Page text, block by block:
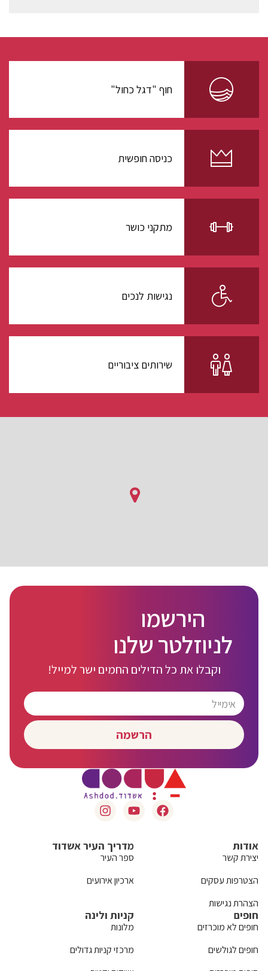
חוף "דגל כחול"
כניסה חופשית
מתקני כושר
נגישות לנכים
שירותים ציבוריים
הירשמו
לניוזלטר שלנו
וקבלו את כל הדילים החמים ישר למייל!
הרשמה
אודות
יצירת קשר
הצטרפות עסקים
הצהרת נגישות
מדריך העיר אשדוד
ספר העיר
ארכיון אירועים
חופים
חופים לא מוכרזים
חופים לגולשים
קניות ולינה
מלונות
מרכזי קניות גדולים